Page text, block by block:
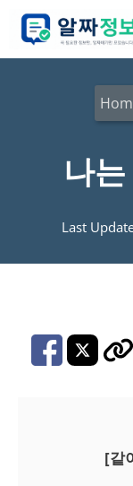
나
Last
[같